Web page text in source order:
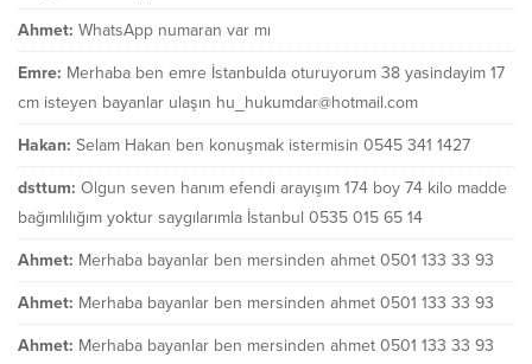
Ahmet: WhatsApp numaran var mı
Emre: Merhaba ben emre İstanbulda oturuyorum 38 yasindayim 17
cm isteyen bayanlar ulaşın hu_hukumdar@hotmail.com
Hakan: Selam Hakan ben konuşmak istermisin 0545 341 1427
dsttum: Olgun seven hanım efendi arayışım 174 boy 74 kilo madde
bağımlılığım yoktur saygılarımla İstanbul 0535 015 65 14
Ahmet: Merhaba bayanlar ben mersinden ahmet 0501 133 33 93
Ahmet: Merhaba bayanlar ben mersinden ahmet 0501 133 33 93
Ahmet: Merhaba bayanlar ben mersinden ahmet 0501 133 33 93